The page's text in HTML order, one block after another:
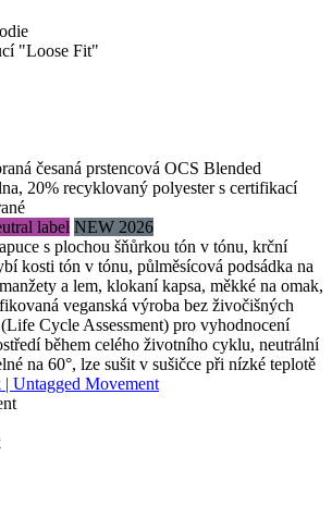
"Loose Fit"
česaná prstencová OCS Blended
20% recyklovaný polyester s certifikací
label NEW 2026
s plochou šňůrkou tón v tónu, krční
kosti tón v tónu, půlměsícová podsádka na
a lem, klokaní kapsa, měkké na omak,
veganská výroba bez živočišných
Cycle Assessment) pro vyhodnocení
během celého životního cyklu, neutrální
na 60°, lze sušit v sušičce při nízké teplotě
Untagged Movement